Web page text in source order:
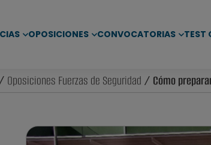
OPOSICIONES CONVOCATORIAS TEST
Oposiciones Fuerzas de Seguridad / Cómo